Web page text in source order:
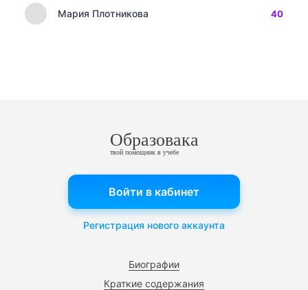
Мария Плотникова 40
Образовака
твой помощник в учебе
Биографии
Краткие содержания
Войти в кабинет
Регистрация нового аккаунта